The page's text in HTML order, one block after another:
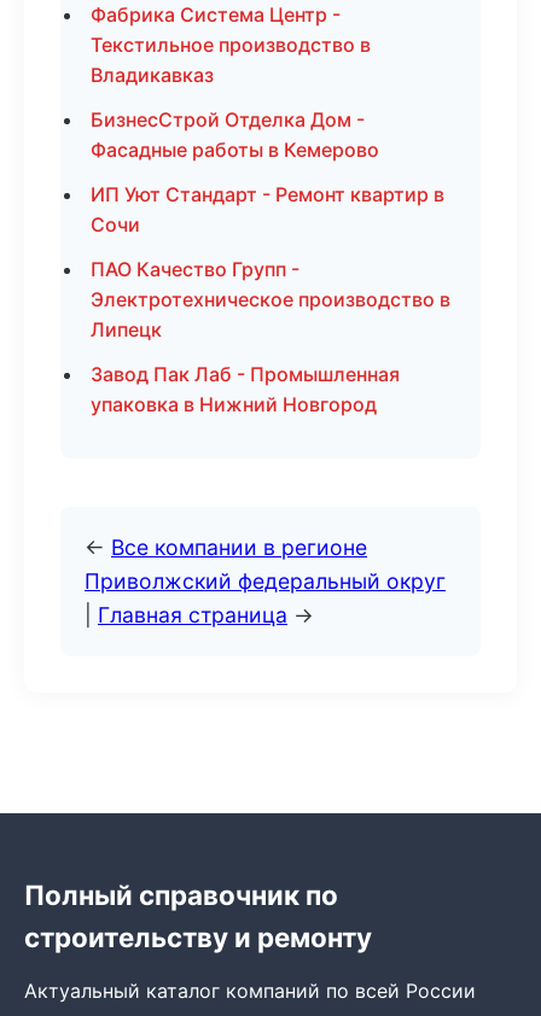
Фабрика Система Центр -
Текстильное производство в
Владикавказ
БизнесСтрой Отделка Дом -
Фасадные работы в Кемерово
ИП Уют Стандарт - Ремонт квартир в
Сочи
ПАО Качество Групп -
Электротехническое производство в
Липецк
Завод Пак Лаб - Промышленная
упаковка в Нижний Новгород
← Все компании в регионе
Приволжский федеральный округ
Главная страница →
Полный справочник по
строительству и ремонту
Актуальный каталог компаний по всей России